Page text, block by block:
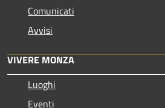
Comunicati
Avvisi
VIVERE MONZA
Luoghi
Eventi